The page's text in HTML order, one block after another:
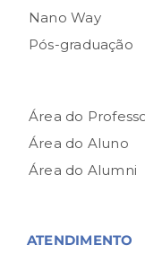
Nano Way
Pós-graduação
Área do
Área do Aluno
Área do Alumni
ATENDIMENTO